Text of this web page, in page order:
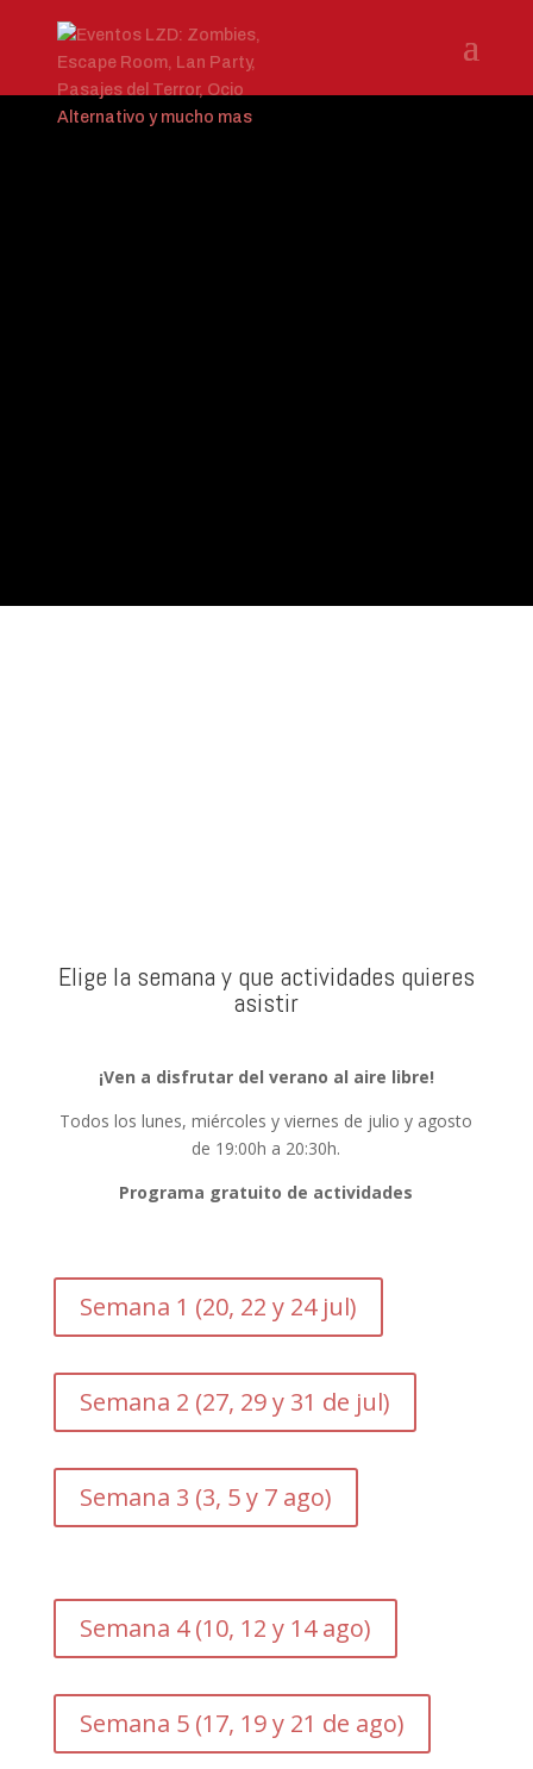
Elige la semana y que actividades quieres
asistir
¡Ven a disfrutar del verano al aire libre!
Todos los lunes, miércoles y viernes de julio y agosto
de 19:00h a 20:30h.
Programa gratuito de actividades
Semana 1 (20, 22 y 24 jul)
Semana 2 (27, 29 y 31 de jul)
Semana 3 (3, 5 y 7 ago)
Semana 4 (10, 12 y 14 ago)
Semana 5 (17, 19 y 21 de ago)